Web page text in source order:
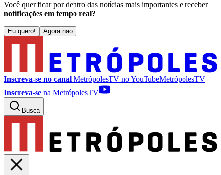
Você quer ficar por dentro das notícias mais importantes e receber
notificações em tempo real?
Eu quero! Agora não
Inscreva-se no canal MetrópolesTV noYouTubeMetrópolesTV
Inscreva-se na MetrópolesTV
Busca